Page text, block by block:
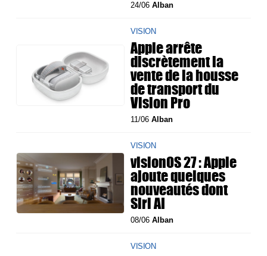
24/06Alban
VISION
Apple arrête
discrètement la
vente de la housse
de transport du
Vision Pro
11/06Alban
VISION
visionOS 27 : Apple
ajoute quelques
nouveautés dont
Siri AI
08/06Alban
VISION